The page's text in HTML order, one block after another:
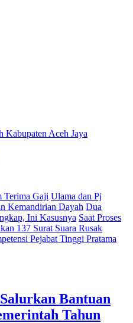
Kabupaten Aceh Jaya
Terima Gaji Ulama dan Pj
Kemandirian Dayah Dua
Ini Kasusnya Saat Proses
137 Surat Suara Rusak
Pejabat Tinggi Pratama
Bantuan
Tahun